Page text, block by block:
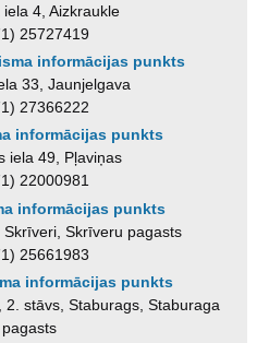
iela 4, Aizkraukle
25727419
informācijas punkts
33, Jaunjelgava
27366222
informācijas punkts
iela 49, Pļaviņas
22000981
informācijas punkts
Skrīveri, Skrīveru pagasts
25661983
informācijas punkts
stāvs, Staburags, Staburaga
pagasts